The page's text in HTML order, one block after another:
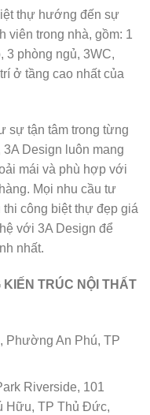
thự hướng đến sự
viên trong nhà, gồm: 1
3 phòng ngủ, 3WC,
ở tầng cao nhất của
sự tận tâm trong từng
Design luôn mang
mái và phù hợp với
Mọi nhu cầu tư
công biệt thự đẹp giá
với 3A Design để
nhất.
TRÚC NỘI THẤT
Phường An Phú, TP
Riverside, 101
Hữu, TP Thủ Đức,